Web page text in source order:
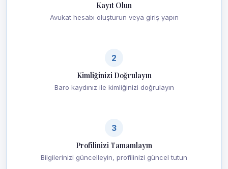
Kayıt Olun
Avukat hesabı oluşturun veya giriş yapın
2
Kimliğinizi Doğrulayın
Baro kaydınız ile kimliğinizi doğrulayın
3
Profilinizi Tamamlayın
Bilgilerinizi güncelleyin, profilinizi güncel tutun